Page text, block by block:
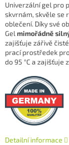
Univerzální gel pro
skvrnám, skvěle se
oblečení. Díky své
Gel mimořádně
zajišťuje zářivě
prací prostředek
do 95 °C a zajišťuje
Detailní informace